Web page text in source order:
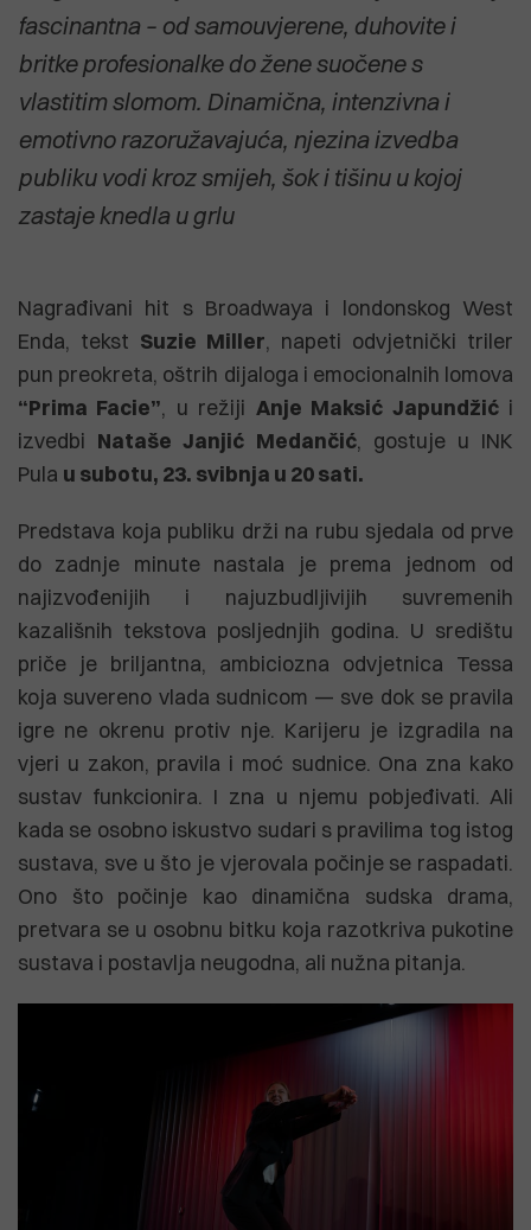
fascinantna – od samouvjerene, duhovite i
britke profesionalke do žene suočene s
vlastitim slomom. Dinamična, intenzivna i
emotivno razoružavajuća, njezina izvedba
publiku vodi kroz smijeh, šok i tišinu u kojoj
zastaje knedla u grlu
Nagrađivani hit s Broadwaya i londonskog West
Enda, tekst Suzie Miller, napeti odvjetnički triler
pun preokreta, oštrih dijaloga i emocionalnih lomova
“Prima Facie”, u režiji Anje Maksić Japundžići
izvedbi Nataše Janjić Medančić, gostuje u INK
Pula u subotu, 23. svibnja u 20 sati.
Predstava koja publiku drži na rubu sjedala od prve
do zadnje minute nastala je prema jednom od
najizvođenijih i najuzbudljivijih suvremenih
kazališnih tekstova posljednjih godina. U središtu
priče je briljantna, ambiciozna odvjetnica Tessa
koja suvereno vlada sudnicom — sve dok se pravila
igre ne okrenu protiv nje. Karijeru je izgradila na
vjeri u zakon, pravila i moć sudnice. Ona zna kako
sustav funkcionira. I zna u njemu pobjeđivati. Ali
kada se osobno iskustvo sudari s pravilima tog istog
sustava, sve u što je vjerovala počinje se raspadati.
Ono što počinje kao dinamična sudska drama,
pretvara se u osobnu bitku koja razotkriva pukotine
sustava i postavlja neugodna, ali nužna pitanja.